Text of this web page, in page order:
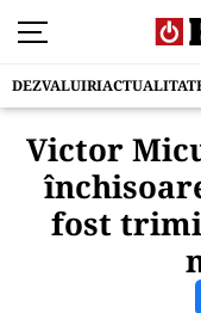
DEZVALUIRI
Victor
fost